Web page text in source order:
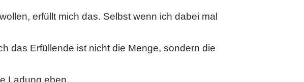
erfüllt mich das. Selbst wenn ich dabei mal
das Erfüllende ist nicht die Menge, sondern die
Ladung eben.